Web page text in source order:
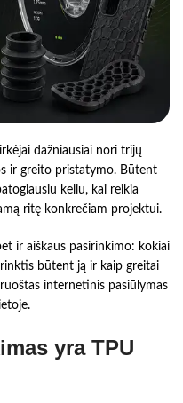
dažniausiai nori trijų
ir greito pristatymo. Būtent
keliu, kai reikia
ritę konkrečiam projektui.
ir aiškaus pasirinkimo: kokiai
būtent ją ir kaip greitai
internetinis pasiūlymas
yra TPU